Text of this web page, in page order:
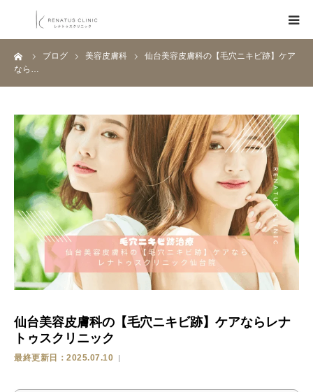
ブログ 美容皮膚科
仙台美容皮膚科の【毛穴ニキビ跡】ケア
なら…
仙台美容皮膚科の【毛穴ニキビ跡】ケアならレナ
トゥスクリニック
最終更新日：2025.07.10
HOME
料金表
クリニック一覧
医師紹介
ブログ
ストア